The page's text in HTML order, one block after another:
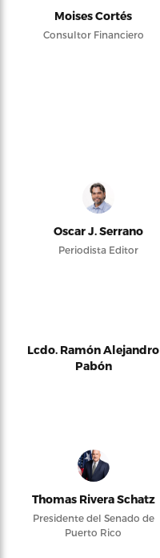
Moises Cortés
Consultor Financiero
Oscar J. Serrano
Periodista Editor
Lcdo. Ramón Alejandro
Pabón
Thomas Rivera Schatz
Presidente del Senado de
Puerto Rico